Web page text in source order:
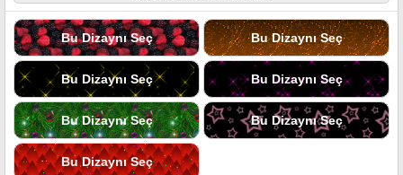
Bu Dizaynı Seç Bu Dizaynı Seç
Bu Dizaynı Seç Bu Dizaynı Seç
Bu Dizaynı Seç Bu Dizaynı Seç
Bu Dizaynı Seç